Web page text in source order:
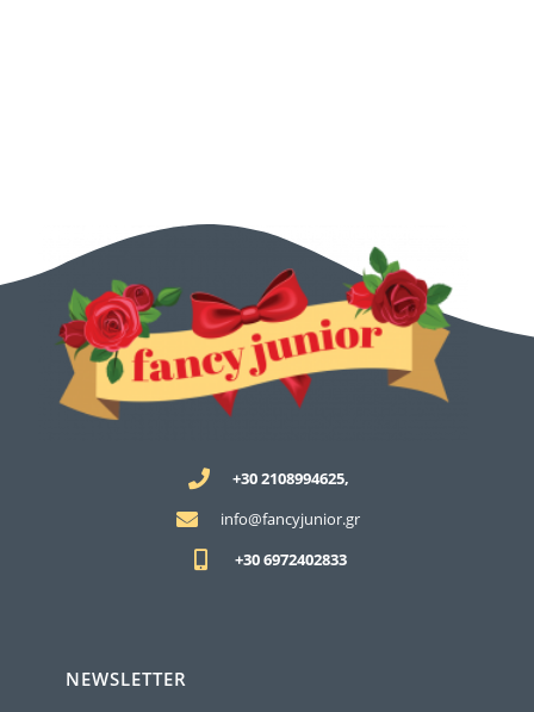
+30 2108994625,
info@fancyjunior.gr
+30 6972402833
NEWSLETTER